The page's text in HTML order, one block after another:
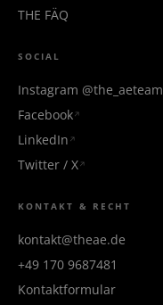
THE FÄQ
SOCIAL
Instagram @the_aeteam
Facebook
LinkedIn
Twitter / X
KONTAKT & RECHT
kontakt@theae.de
+49 170 9687481
Kontaktformular